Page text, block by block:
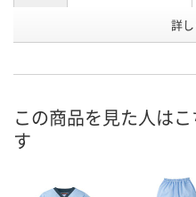
サーモン×ブラウン
号
お届け日
数量
詳
この商品を見た人は
す